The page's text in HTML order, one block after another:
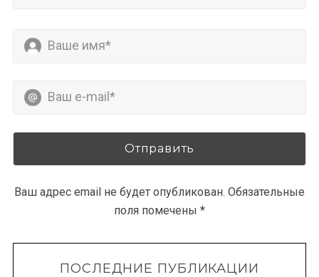
Ваш адрес email не будет опубликован. Обязательные
поля помечены *
ПОСЛЕДНИЕ ПУБЛИКАЦИИ